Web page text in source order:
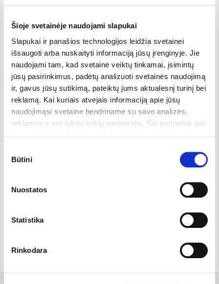
Šioje svetainėje naudojami slapukai
Slapukai ir panašios technologijos leidžia svetainei
išsaugoti arba nuskaityti informaciją jūsų įrenginyje. Jie
naudojami tam, kad svetainė veiktų tinkamai, įsimintų
jūsų pasirinkimus, padėtų analizuoti svetainės naudojimą
ir, gavus jūsų sutikimą, pateiktų jums aktualesnį turinį bei
reklamą. Kai kuriais atvejais informaciją apie jūsų
naudojimąsi svetaine bendriname su savo analizės,
reklamos ir socialinių tinklų partneriais. Šie partneriai gali
pasirinkti, su kuriomis slapukų kategorijomis sutinkate.
Savo sutikimą galite bet kada pakeisti arba atšaukti
atsisakius tam tikrų slapukų dalis svetainės funkcijų gali
pasirinkimas
Būtini
Nuostatos
Statistika
Rinkodara
pakanka, kad nereikėtų papildomai naudoti
sunaudoti per 3 mėnesius.
100% suyrančiame plastikiniame butelyje.
Observatoire des Cosmetiques“ apdovanojimuose
įvertintas kaip geriausias šampūnas jautriai galvos odai.
Šis šampūnas taip pat pelnęs ir kitų apdovanojimų,
tapęs konkursų finalininku.
Prekės ženklo šalis:
HA246
506009903013